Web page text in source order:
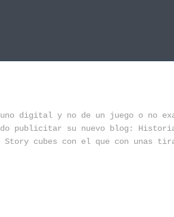
uno digital y no de un juego o no
publicitar su nuevo blog:
Story cubes con el que con unas